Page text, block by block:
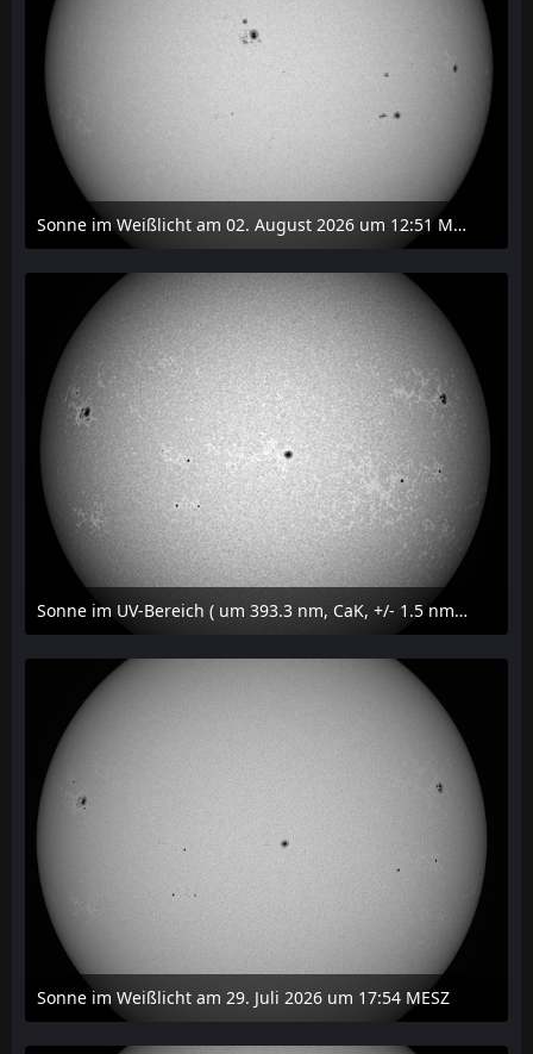
Sonne im Weißlicht am 02. August 2026 um 12:51 MESZ
2. August 2026 um 16:37
Sonne im UV-Bereich ( um 393.3 nm, CaK, +/- 1.5 nm) am 29. Juli 2026 um 17:59 MESZ
31. Juli 2026 um 20:03
Sonne im Weißlicht am 29. Juli 2026 um 17:54 MESZ
31. Juli 2026 um 20:03